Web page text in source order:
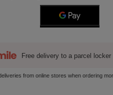
Free delivery to a parcel locker
from online stores when ordering